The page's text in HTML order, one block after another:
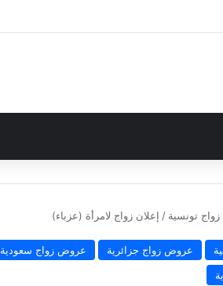
تونسية / إعلان زواج لامرأة (عزباء)
عروض زواج جزائرية
عروض زواج سعودية